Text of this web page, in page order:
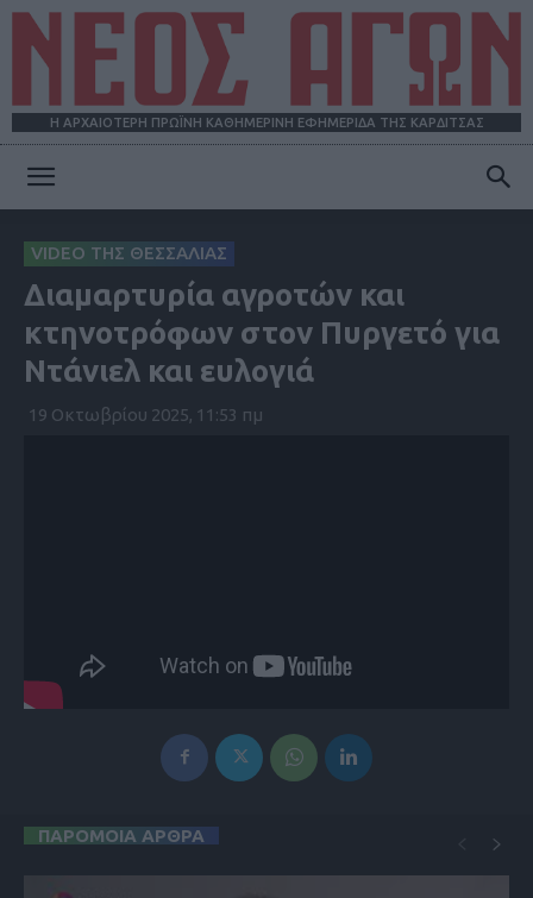
Η ΑΡΧΑΙΟΤΕΡΗ ΠΡΩΪΝΗ ΚΑΘΗΜΕΡΙΝΗ ΕΦΗΜΕΡΙΔΑ ΤΗΣ ΚΑΡΔΙΤΣΑΣ
ΑΓΩΝ
VIDEO ΤΗΣ ΘΕΣΣΑΛΙΑΣ
Διαμαρτυρία αγροτών και
κτηνοτρόφων στον Πυργετό για
Ντάνιελ και ευλογιά
19 Οκτωβρίου 2025, 11:53 πμ
ΠΑΡΟΜΟΙΑ ΑΡΘΡΑ